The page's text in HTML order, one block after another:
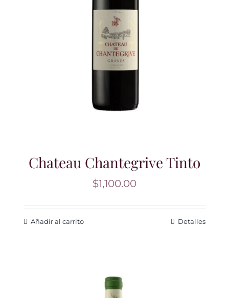
Chateau Chantegrive Tinto
$1,100.00
Añadir al carrito Detalles